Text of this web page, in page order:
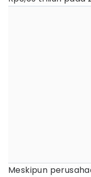
Meskipun